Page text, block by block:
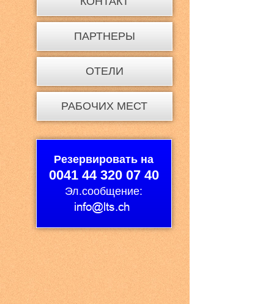
ПАРТНЕРЫ
ОТЕЛИ
РАБОЧИХ МЕСТ
Резервировать на
0041 44 320 07 40
Эл.сообщение: